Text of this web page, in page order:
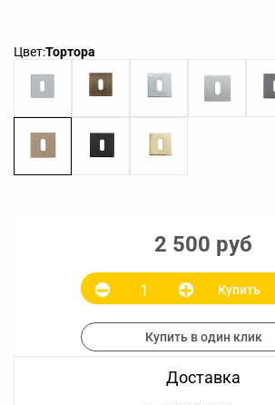
Цвет:Тортора
2 500 руб
Купить
Купить в один клик
Доставка